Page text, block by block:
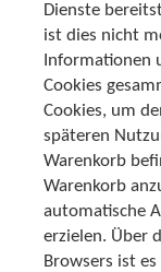
Dienste
ist dies nicht
Informationen
Cookies
Cookies, um
späteren
Warenkorb
Warenkorb
automatische
erzielen. Über
Browsers ist